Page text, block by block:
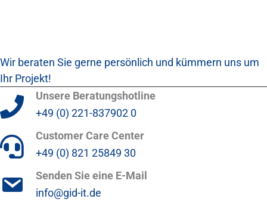
Wir beraten Sie gerne persönlich und kümmern uns um
Ihr Projekt!
Unsere Beratungshotline
+49 (0) 221-837902 0
Customer Care Center
+49 (0) 821 25849 30
Senden Sie eine E-Mail
info@gid-it.de